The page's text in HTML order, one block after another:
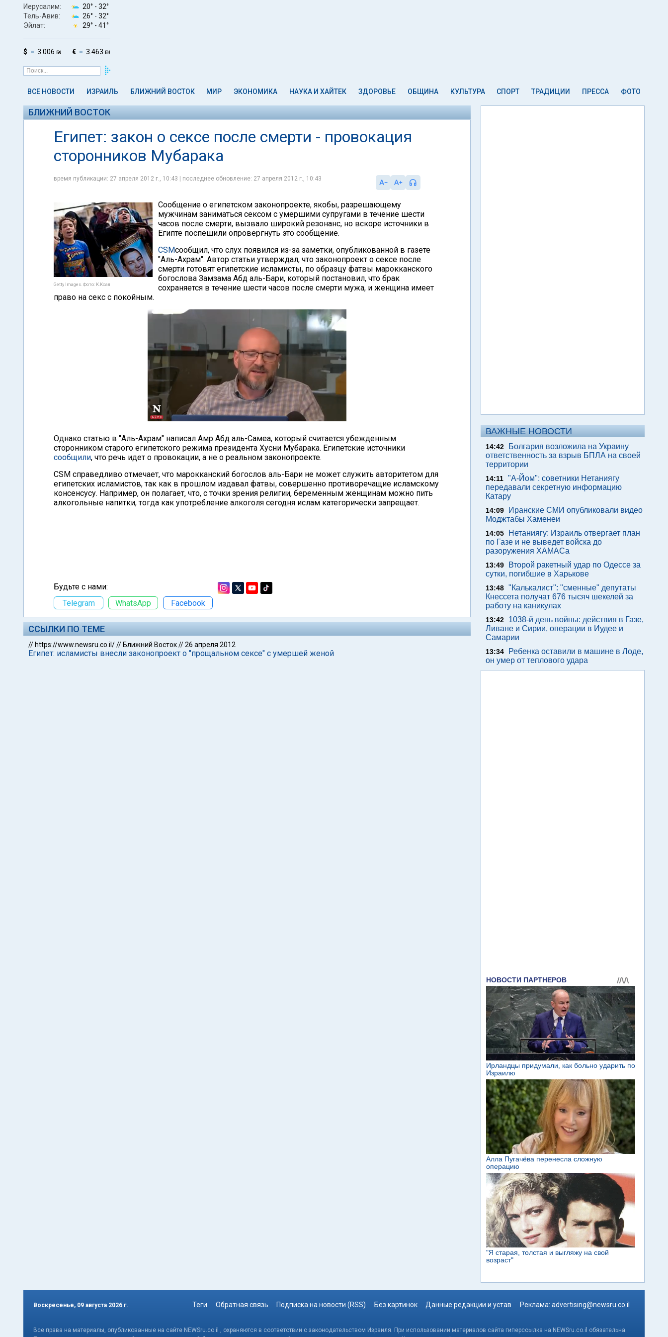
Иерусалим: 20° - 32°
Тель-Авив:
26° - 32°
Эйлат:
29° - 41°
$ 3.006 ₪ € 3.463 ₪
ВСЕ НОВОСТИ ИЗРАИЛЬ БЛИЖНИЙ ВОСТОК МИР ЭКОНОМИКА НАУКА И ХАЙТЕК ЗДОРОВЬЕ ОБЩИНА КУЛЬТУРА СПОРТ ТРАДИЦИИ ПРЕССА ФОТО
БЛИЖНИЙ ВОСТОК
Египет: закон о сексе после смерти - провокация
сторонников Мубарака
время публикации: 27 апреля 2012 г., 10:43 | последнее обновление: 27 апреля 2012 г., 10:43
Getty Images. Фото: К.Коал
Сообщение о египетском законопроекте, якобы, разрешающему
мужчинам заниматься сексом с умершими супругами в течение шести
часов после смерти, вызвало широкий резонанс, но вскоре источники в
Египте поспешили опровергнуть это сообщение.
CSMсообщил, что слух появился из-за заметки, опубликованной в газете
"Аль-Ахрам". Автор статьи утверждал, что законопроект о сексе после
смерти готовят египетские исламисты, по образцу фатвы марокканского
богослова Замзама Абд аль-Бари, который постановил, что брак
сохраняется в течение шести часов после смерти мужа, и женщина имеет
право на секс с покойным.
Однако статью в "Аль-Ахрам" написал Амр Абд аль-Самеа, который считается убежденным
сторонником старого египетского режима президента Хусни Мубарака. Египетские источники
сообщили, что речь идет о провокации, а не о реальном законопроекте.
CSM справедливо отмечает, что марокканский богослов аль-Бари не может служить авторитетом для
египетских исламистов, так как в прошлом издавал фатвы, совершенно противоречащие исламскому
консенсусу. Например, он полагает, что, с точки зрения религии, беременным женщинам можно пить
алкогольные напитки, тогда как употребление алкоголя сегодня ислам категорически запрещает.
Будьте с нами:
Telegram
WhatsApp Facebook
ССЫЛКИ ПО ТЕМЕ
// https://www.newsru.co.il/// Ближний Восток//26 апреля 2012
Египет: исламисты внесли законопроект о "прощальном сексе" с умершей женой
ВАЖНЫЕ НОВОСТИ
14:42
Болгария возложила на Украину
ответственность за взрыв БПЛА на своей
территории
14:11 "А-Йом": советники Нетаниягу
передавали секретную информацию
Катару
14:09
Иранские СМИ опубликовали видео
Моджтабы Хаменеи
14:05
Нетаниягу: Израиль отвергает план
по Газе и не выведет войска до
разоружения ХАМАСа
13:49
Второй ракетный удар по Одессе за
сутки, погибшие в Харькове
13:48 "Калькалист": "сменные" депутаты
Кнессета получат 676 тысяч шекелей за
работу на каникулах
13:42
1038-й день войны: действия в Газе,
Ливане и Сирии, операции в Иудее и
Самарии
13:34
Ребенка оставили в машине в Лоде,
он умер от теплового удара
Воскресенье, 09 августа 2026 г. Теги Обратная связь Подписка на новости (RSS) Без картинок Данные редакции и устав Реклама: advertising@newsru.co.il
Все права на материалы, опубликованные на сайте NEWSru.co.il , охраняются в соответствии с законодательством Израиля. При использовании материалов сайта гиперссылка на NEWSru.co.il обязательна.